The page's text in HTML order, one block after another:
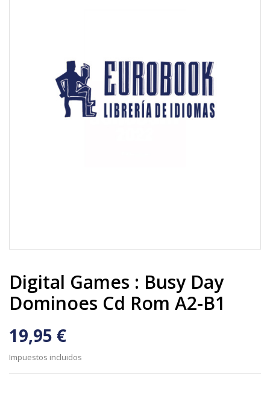
Digital Games : Busy Day
Dominoes Cd Rom A2-B1
19,95 €
Impuestos incluidos